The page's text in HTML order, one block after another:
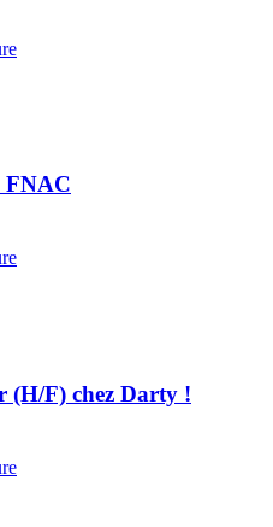
FNAC
(H/F) chez Darty !